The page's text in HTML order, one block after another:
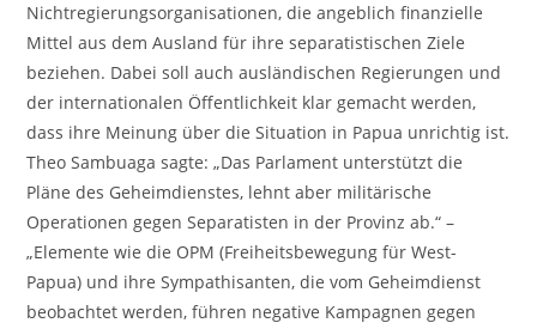
Nichtregierungsorganisationen, die angeblich finanzielle
Mittel aus dem Ausland für ihre separatistischen Ziele
beziehen. Dabei soll auch ausländischen Regierungen und
der internationalen Öffentlichkeit klar gemacht werden,
dass ihre Meinung über die Situation in Papua unrichtig ist.
Theo Sambuaga sagte: „Das Parlament unterstützt die
Pläne des Geheimdienstes, lehnt aber militärische
Operationen gegen Separatisten in der Provinz ab.“ –
„Elemente wie die OPM (Freiheitsbewegung für West-
Papua) und ihre Sympathisanten, die vom Geheimdienst
beobachtet werden, führen negative Kampagnen gegen